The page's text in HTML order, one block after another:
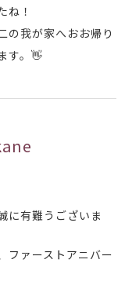
ね！
の我が家へおお帰り
。 👋
に有難うございま
ファーストアニバー